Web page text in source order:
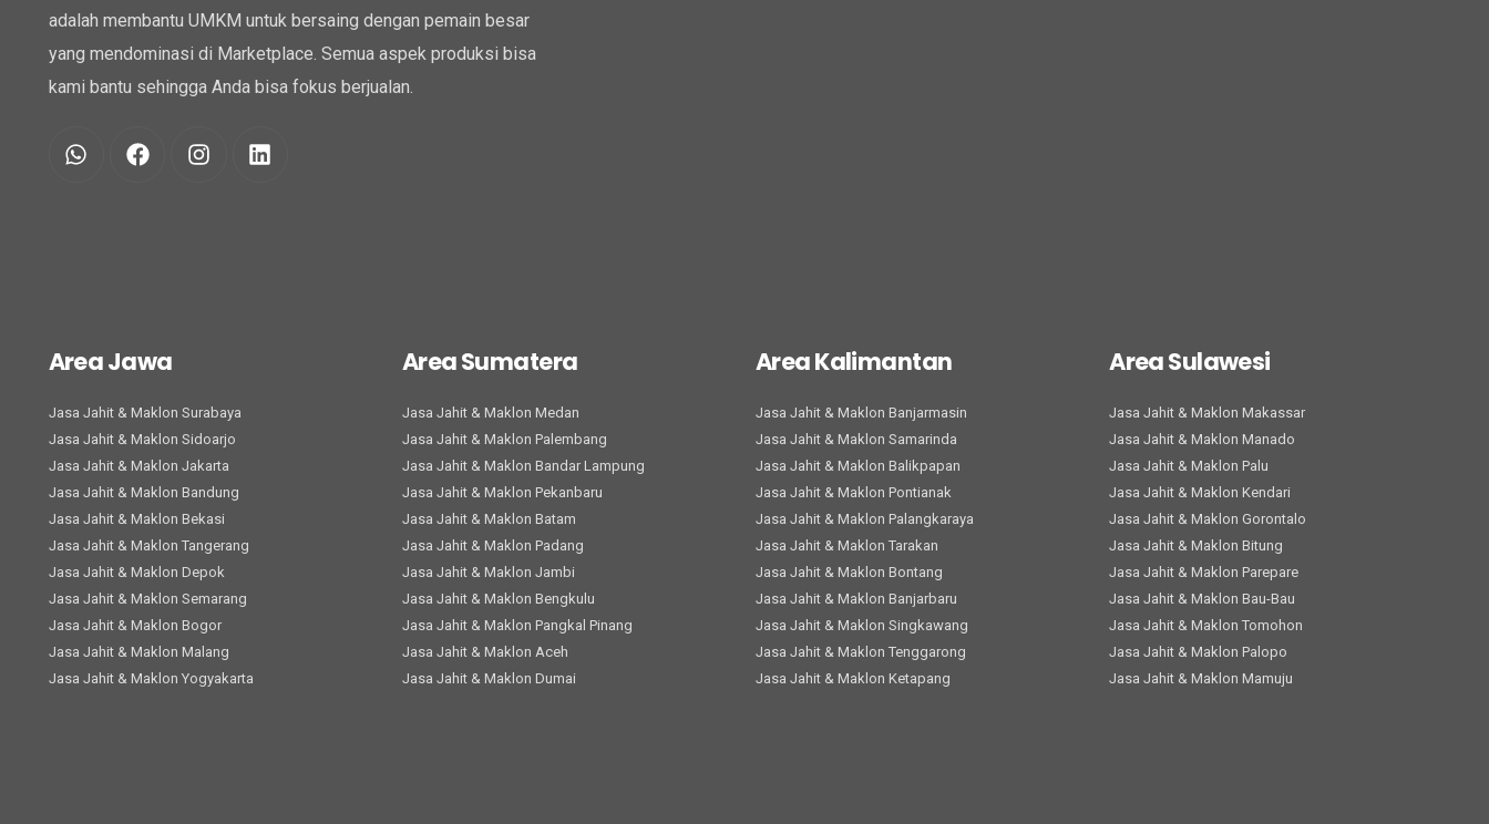
adalah membantu UMKM untuk bersaing dengan pemain besar
yang mendominasi di Marketplace. Semua aspek produksi bisa
kami bantu sehingga Anda bisa fokus berjualan.
Area Jawa
Jasa Jahit & Maklon Surabaya
Jasa Jahit & Maklon Sidoarjo
Jasa Jahit & Maklon Jakarta
Jasa Jahit & Maklon Bandung
Jasa Jahit & Maklon Bekasi
Jasa Jahit & Maklon Tangerang
Jasa Jahit & Maklon Depok
Jasa Jahit & Maklon Semarang
Jasa Jahit & Maklon Bogor
Jasa Jahit & Maklon Malang
Jasa Jahit & Maklon Yogyakarta
Area Sumatera
Jasa Jahit & Maklon Medan
Jasa Jahit & Maklon Palembang
Jasa Jahit & Maklon Bandar Lampung
Jasa Jahit & Maklon Pekanbaru
Jasa Jahit & Maklon Batam
Jasa Jahit & Maklon Padang
Jasa Jahit & Maklon Jambi
Jasa Jahit & Maklon Bengkulu
Jasa Jahit & Maklon Pangkal Pinang
Jasa Jahit & Maklon Aceh
Jasa Jahit & Maklon Dumai
Area Kalimantan
Jasa Jahit & Maklon Banjarmasin
Jasa Jahit & Maklon Samarinda
Jasa Jahit & Maklon Balikpapan
Jasa Jahit & Maklon Pontianak
Jasa Jahit & Maklon Palangkaraya
Jasa Jahit & Maklon Tarakan
Jasa Jahit & Maklon Bontang
Jasa Jahit & Maklon Banjarbaru
Jasa Jahit & Maklon Singkawang
Jasa Jahit & Maklon Tenggarong
Jasa Jahit & Maklon Ketapang
Area Sulawesi
Jasa Jahit & Maklon Makassar
Jasa Jahit & Maklon Manado
Jasa Jahit & Maklon Palu
Jasa Jahit & Maklon Kendari
Jasa Jahit & Maklon Gorontalo
Jasa Jahit & Maklon Bitung
Jasa Jahit & Maklon Parepare
Jasa Jahit & Maklon Bau-Bau
Jasa Jahit & Maklon Tomohon
Jasa Jahit & Maklon Palopo
Jasa Jahit & Maklon Mamuju